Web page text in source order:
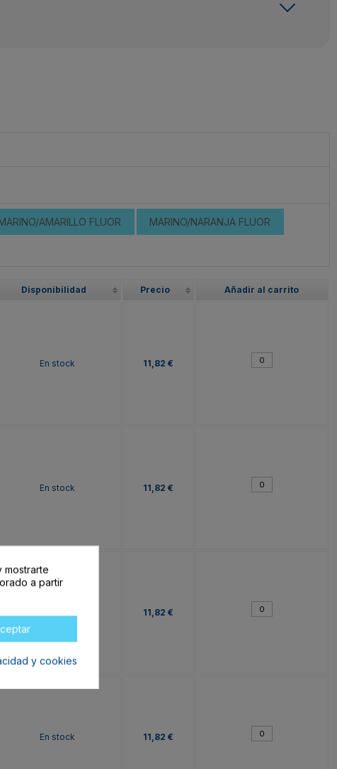
AMARILLO FLUOR MARINO/NARANJA FLUOR
Disponibilidad Precio Añadir al carrito
En stock 11,82 €
En stock 11,82 €
11,82 €
En stock 11,82 €
mostrarte
a partir
y cookies